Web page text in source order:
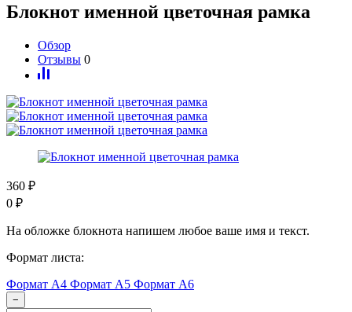
Блокнот именной цветочная рамка
Обзор
Отзывы 0
360 ₽
0 ₽
На обложке блокнота напишем любое ваше имя и текст.
Формат листа:
Формат А4 Формат А5 Формат А6
−